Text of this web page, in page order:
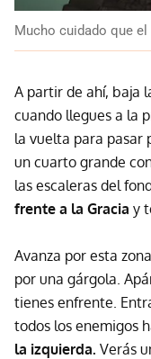
Mucho cuidado que
A partir de ahí, baja
cuando llegues a la
la vuelta para pasar
un cuarto grande
las escaleras del
frente a la Gracia y
Avanza por esta
por una gárgola.
tienes enfrente.
todos los enemigos
la izquierda. Verás